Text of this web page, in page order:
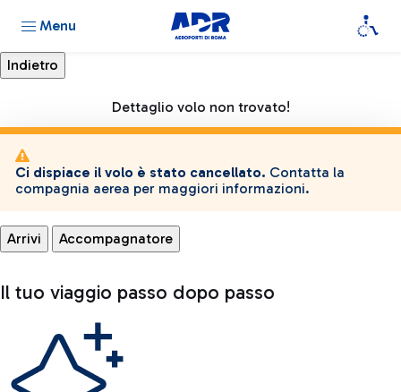
Menu
Dettaglio volo non trovato!
Ci dispiace il volo è stato cancellato. Contatta la
compagnia aerea per maggiori informazioni.
Arrivi Accompagnatore
Il tuo viaggio passo dopo passo